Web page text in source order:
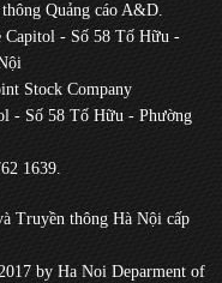
Quảng cáo A&D.
Capitol - Số 58 Tố Hữu -
Stock Company
- Số 58 Tố Hữu - Phường
1639.
Truyền thông Hà Nội cấp
by Ha Noi Deparment of